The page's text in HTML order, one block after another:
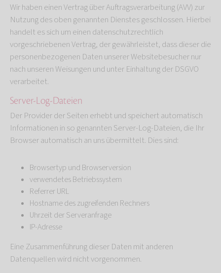
Wir haben einen Vertrag über Auftragsverarbeitung (AVV) zur
Nutzung des oben genannten Dienstes geschlossen. Hierbei
handelt es sich um einen datenschutzrechtlich
vorgeschriebenen Vertrag, der gewährleistet, dass dieser die
personenbezogenen Daten unserer Websitebesucher nur
nach unseren Weisungen und unter Einhaltung der DSGVO
verarbeitet.
Server-Log-Dateien
Der Provider der Seiten erhebt und speichert automatisch
Informationen in so genannten Server-Log-Dateien, die Ihr
Browser automatisch an uns übermittelt. Dies sind:
Browsertyp und Browserversion
verwendetes Betriebssystem
Referrer URL
Hostname des zugreifenden Rechners
Uhrzeit der Serveranfrage
IP-Adresse
Eine Zusammenführung dieser Daten mit anderen
Datenquellen wird nicht vorgenommen.